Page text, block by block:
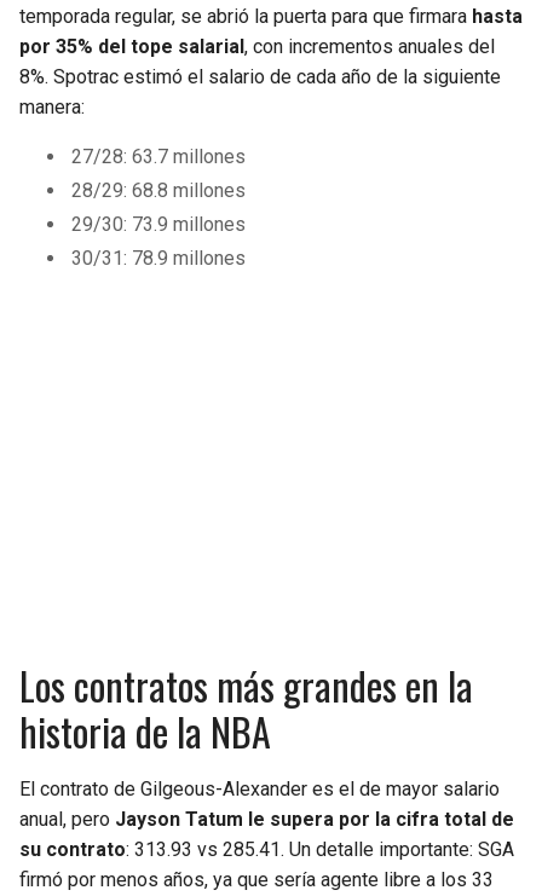
temporada regular, se abrió la puerta para que firmara hasta
por 35% del tope salarial, con incrementos anuales del
8%. Spotrac estimó el salario de cada año de la siguiente
manera:
27/28: 63.7 millones
28/29: 68.8 millones
29/30: 73.9 millones
30/31: 78.9 millones
Los contratos más grandes en la
historia de la NBA
El contrato de Gilgeous-Alexander es el de mayor salario
anual, pero Jayson Tatum le supera por la cifra total de
su contrato: 313.93 vs 285.41. Un detalle importante: SGA
firmó por menos años, ya que sería agente libre a los 33